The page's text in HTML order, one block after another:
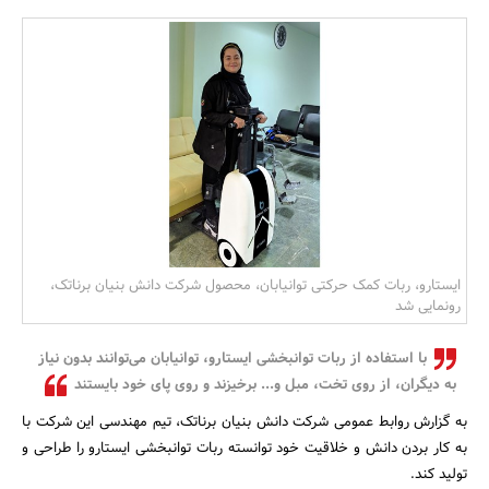
ایستارو، ربات کمک حرکتی توانیابان، محصول شرکت دانش بنیان برناتک،
رونمایی شد
با استفاده از ربات توانبخشی ایستارو، توانیابان می‌توانند بدون نیاز
به دیگران، از روی تخت، مبل و... برخیزند و روی پای خود بایستند
به گزارش روابط عمومی شرکت دانش بنیان برناتک، تیم مهندسی این شرکت با
به کار بردن دانش و خلاقیت خود توانسته ربات توانبخشی ایستارو را طراحی و
تولید کند.